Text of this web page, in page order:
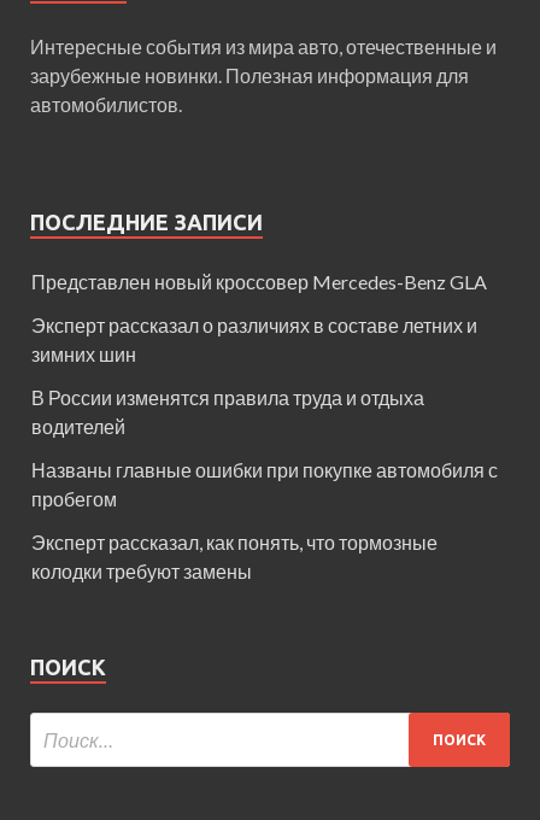
Интересные события из мира авто, отечественные и
зарубежные новинки. Полезная информация для
автомобилистов.
ПОСЛЕДНИЕ ЗАПИСИ
Представлен новый кроссовер Mercedes-Benz GLA
Эксперт рассказал о различиях в составе летних и
зимних шин
В России изменятся правила труда и отдыха
водителей
Названы главные ошибки при покупке автомобиля с
пробегом
Эксперт рассказал, как понять, что тормозные
колодки требуют замены
ПОИСК